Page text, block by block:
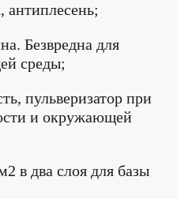
антиплесень;
Безвредна для
среды;
пульверизатор при
и окружающей
в два слоя для базы